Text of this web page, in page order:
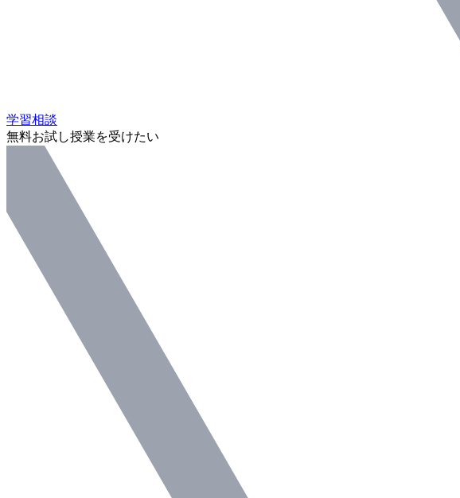
学習相談
無料お試し授業を受けたい